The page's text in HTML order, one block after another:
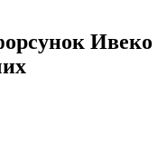
Ивеко